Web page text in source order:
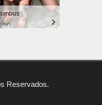
Reservados.